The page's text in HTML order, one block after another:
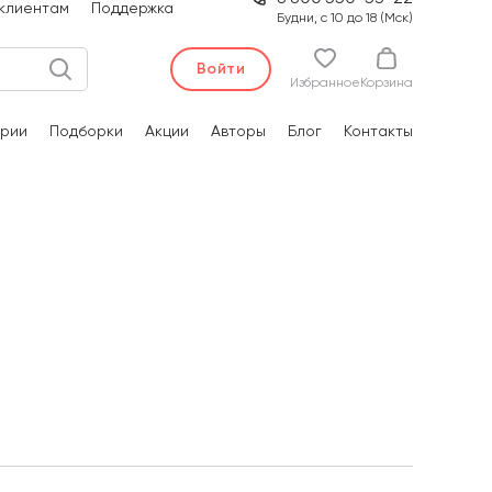
Поддержка
Будни, с 10 до 18 (Мск)
Войти
Избранное Корзина
Подборки Акции Авторы Блог Контакты